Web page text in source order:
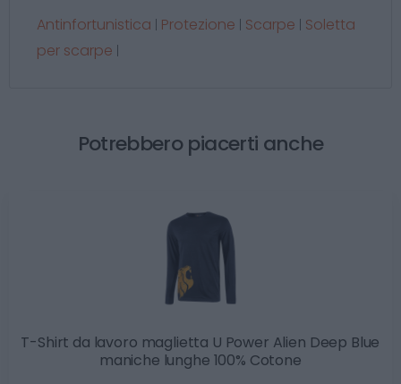
Antinfortunistica Protezione Scarpe Soletta
per scarpe
Potrebbero piacerti anche
T-Shirt da lavoro maglietta U Power Alien Deep Blue
maniche lunghe 100% Cotone